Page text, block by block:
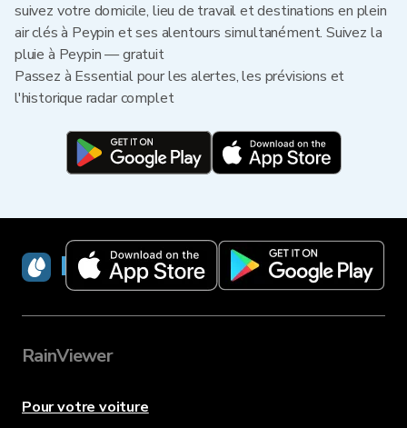
suivez votre domicile, lieu de travail et destinations en plein
air clés à Peypin et ses alentours simultanément. Suivez la
pluie à Peypin — gratuit
Passez à Essential pour les alertes, les prévisions et
l'historique radar complet
RainViewer
RainViewer
Pour votre voiture